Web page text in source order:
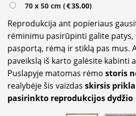
70 x 50 cm (€35.00)
Reprodukcija ant popieriaus
rėminimu pasirūpinti galite patys,
pasportą, rėmą ir stiklą pas mus.
paveikslą iš karto galėsite kabinti
Puslapyje matomas rėmo storis
realybėje šis vaizdas skirsis
pasirinkto reprodukcijos dydžio